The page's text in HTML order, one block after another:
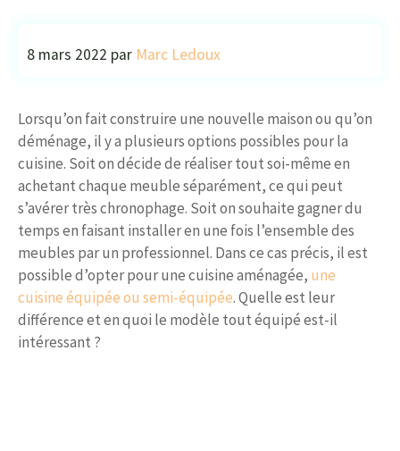
8 mars 2022 par Marc Ledoux
Lorsqu’on fait construire une nouvelle maison ou qu’on
déménage, il y a plusieurs options possibles pour la
cuisine. Soit on décide de réaliser tout soi-même en
achetant chaque meuble séparément, ce qui peut
s’avérer très chronophage. Soit on souhaite gagner du
temps en faisant installer en une fois l’ensemble des
meubles par un professionnel. Dans ce cas précis, il est
possible d’opter pour une cuisine aménagée, une
cuisine équipée ou semi-équipée. Quelle est leur
différence et en quoi le modèle tout équipé est-il
intéressant ?